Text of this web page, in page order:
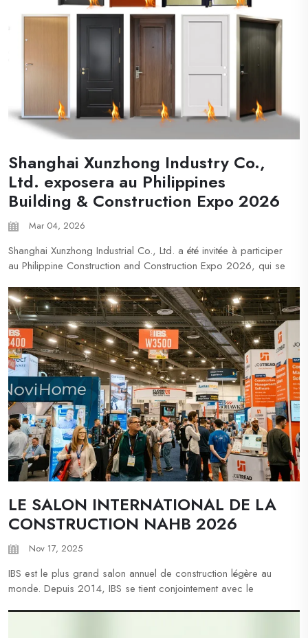
Shanghai Xunzhong Industry Co.,
Ltd. exposera au Philippines
Building & Construction Expo 2026
Mar 04, 2026
Shanghai Xunzhong Industrial Co., Ltd. a été invitée à participer
au Philippine Construction and Construction Expo 2026, qui se
conventions SMX à Manille, aux Philippines. W...
LE SALON INTERNATIONAL DE LA
CONSTRUCTION NAHB 2026
Nov 17, 2025
IBS est le plus grand salon annuel de construction légère au
monde. Depuis 2014, IBS se tient conjointement avec le